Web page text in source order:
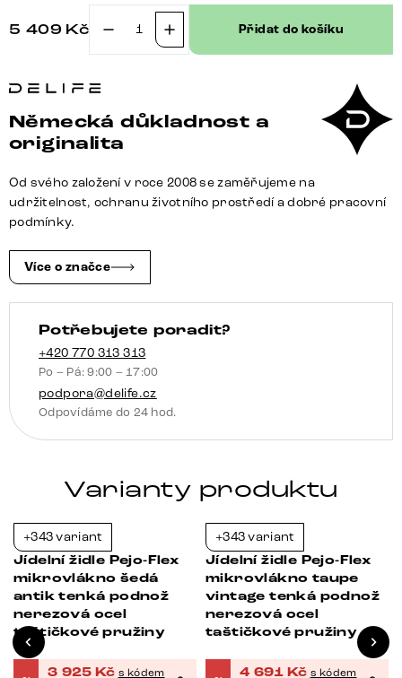
5 409 Kč
Pejo-
kombinace
materiálů
tmavě
béžová
plochá
antracitová
taštičkové
pružiny
množství
Přidat do košíku
Německá důkladnost a
originalita
Od svého založení v roce 2008 se zaměřujeme na
udržitelnost, ochranu životního prostředí a dobré pracovní
podmínky.
Více o značce
Potřebujete poradit?
+420 770 313 313
Po – Pá: 9:00 – 17:00
podpora@delife.cz
Odpovídáme do 24 hod.
Varianty produktu
+343 variant
Jídelní židle Pejo-Flex
mikrovlákno šedá
antik tenká podnož
nerezová ocel
taštičkové pružiny
3 925 Kč s kódem
+343 variant
Jídelní židle Pejo-Flex
mikrovlákno taupe
vintage tenká podnož
nerezová ocel
taštičkové pružiny
4 691 Kč s kódem